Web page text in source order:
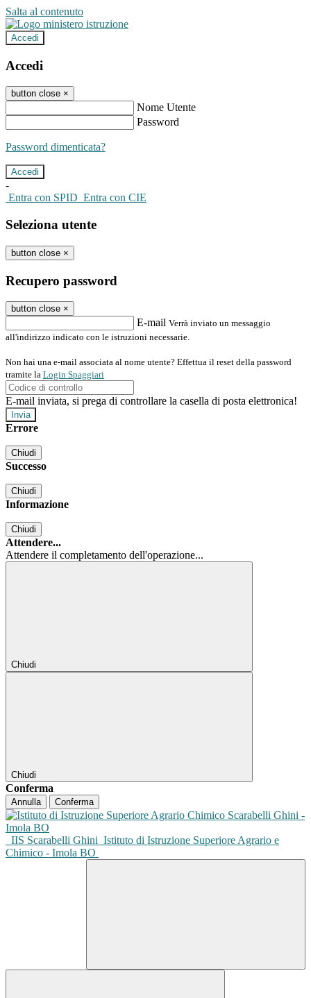
Salta al contenuto
Accedi
Accedi
button close ×
Nome Utente
Password
Password dimenticata?
-
Entra con SPID Entra con CIE
Seleziona utente
button close ×
Recupero password
button close ×
E-mail Verrà inviato un messaggio
all'indirizzo indicato con le istruzioni necessarie.
Non hai una e-mail associata al nome utente? Effettua il reset della password
tramite la Login Spaggiari
E-mail inviata, si prega di controllare la casella di posta elettronica!
Errore
Chiudi
Successo
Chiudi
Informazione
Chiudi
Attendere...
Attendere il completamento dell'operazione...
Chiudi
Chiudi
Conferma
Annulla Conferma
IIS Scarabelli Ghini Istituto di Istruzione Superiore Agrario e
Chimico - Imola BO